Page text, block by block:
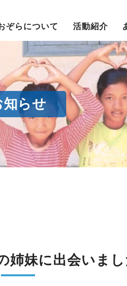
ぞらについて 活動紹介
知らせ
姉妹に出会いまし